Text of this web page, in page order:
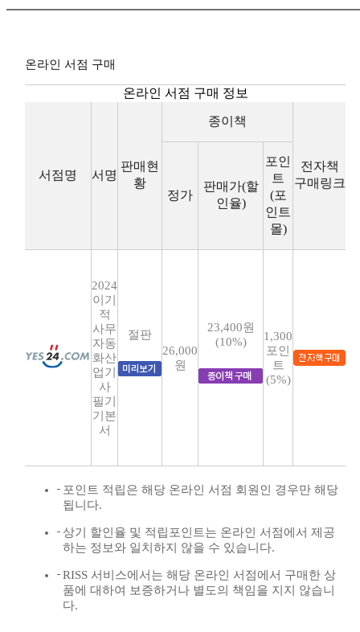
온라인 서점 구매
온라인 서점 구매 정보
서점명 서명
판매현
황
종이책
전자책
구매링크
정가
판매가(할
인율)
포인
트
(포
인트
몰)
2024
이기
적
사무
자동
화산
업기
사
필기
기본
서
절판
26,000
원
23,400원
(10%)
1,300
포인
트
(5%)
포인트 적립은 해당 온라인 서점 회원인 경우만 해당
됩니다.
상기 할인율 및 적립포인트는 온라인 서점에서 제공
하는 정보와 일치하지 않을 수 있습니다.
RISS 서비스에서는 해당 온라인 서점에서 구매한 상
품에 대하여 보증하거나 별도의 책임을 지지 않습니
다.